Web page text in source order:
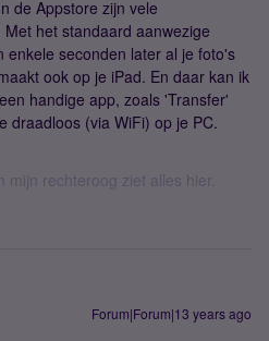
de Appstore zijn vele
het standaard aanwezige
seconden later al je foto's
ook op je iPad. En daar kan ik
handige app, zoals 'Transfer'
draadloos (via WiFi) op je PC.
mijn rechteroog ziet alles hier.
Forum|Forum|13 years ago